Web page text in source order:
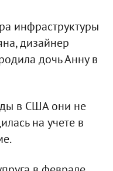
инфраструктуры
дизайнер
дочь Анну в
в США они не
на учете в